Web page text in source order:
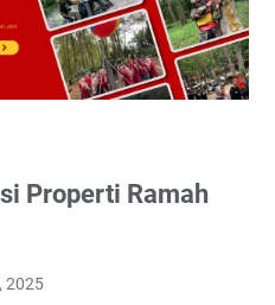
Properti Ramah
2025